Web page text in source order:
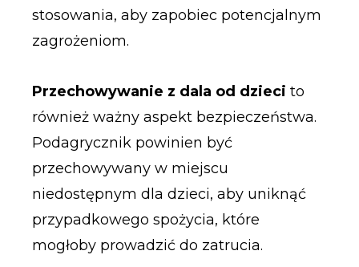
stosowania, aby zapobiec potencjalnym
zagrożeniom.
Przechowywanie z dala od dzieci to
również ważny aspekt bezpieczeństwa.
Podagrycznik powinien być
przechowywany w miejscu
niedostępnym dla dzieci, aby uniknąć
przypadkowego spożycia, które
mogłoby prowadzić do zatrucia.